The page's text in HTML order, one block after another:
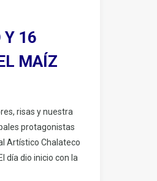
Y 16
MAÍZ
risas y nuestra
protagonistas
Artístico Chalateco
día dio inicio con la